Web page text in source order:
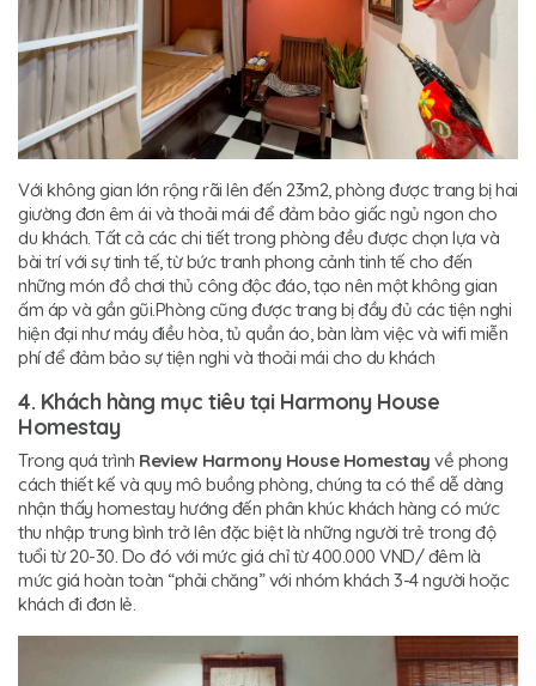
Với không gian lớn rộng rãi lên đến 23m2, phòng được trang bị hai
giường đơn êm ái và thoải mái để đảm bảo giấc ngủ ngon cho
du khách. Tất cả các chi tiết trong phòng đều được chọn lựa và
bài trí với sự tinh tế, từ bức tranh phong cảnh tinh tế cho đến
những món đồ chơi thủ công độc đáo, tạo nên một không gian
ấm áp và gần gũi.Phòng cũng được trang bị đầy đủ các tiện nghi
hiện đại như máy điều hòa, tủ quần áo, bàn làm việc và wifi miễn
phí để đảm bảo sự tiện nghi và thoải mái cho du khách
4. Khách hàng mục tiêu tại Harmony House
Homestay
Trong quá trình Review Harmony House Homestay về phong
cách thiết kế và quy mô buồng phòng, chúng ta có thể dễ dàng
nhận thấy homestay hướng đến phân khúc khách hàng có mức
thu nhập trung bình trở lên đặc biệt là những người trẻ trong độ
tuổi từ 20-30. Do đó với mức giá chỉ từ 400.000 VND/ đêm là
mức giá hoàn toàn “phải chăng” với nhóm khách 3-4 người hoặc
khách đi đơn lẻ.